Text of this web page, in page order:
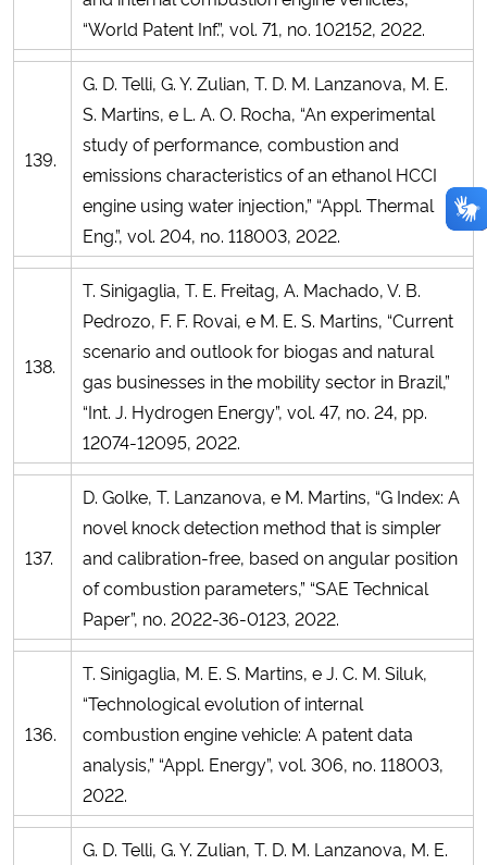
“World Patent Inf.”, vol. 71, no. 102152, 2022.
139.
G. D. Telli, G. Y. Zulian, T. D. M. Lanzanova, M. E.
S. Martins, e L. A. O. Rocha, “An experimental
study of performance, combustion and
emissions characteristics of an ethanol HCCI
engine using water injection,” “Appl. Thermal
Eng.”, vol. 204, no. 118003, 2022.
138.
T. Sinigaglia, T. E. Freitag, A. Machado, V. B.
Pedrozo, F. F. Rovai, e M. E. S. Martins, “Current
scenario and outlook for biogas and natural
gas businesses in the mobility sector in Brazil,”
“Int. J. Hydrogen Energy”, vol. 47, no. 24, pp.
12074-12095, 2022.
137.
D. Golke, T. Lanzanova, e M. Martins, “G Index: A
novel knock detection method that is simpler
and calibration-free, based on angular position
of combustion parameters,” “SAE Technical
Paper”, no. 2022-36-0123, 2022.
136.
T. Sinigaglia, M. E. S. Martins, e J. C. M. Siluk,
“Technological evolution of internal
combustion engine vehicle: A patent data
analysis,” “Appl. Energy”, vol. 306, no. 118003,
2022.
G. D. Telli, G. Y. Zulian, T. D. M. Lanzanova, M. E.